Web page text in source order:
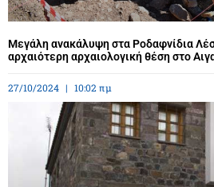
Μεγάλη ανακάλυψη στα Ροδαφνίδια
αρχαιότερη αρχαιολογική θέση στο
27/10/2024 10:02 πμ